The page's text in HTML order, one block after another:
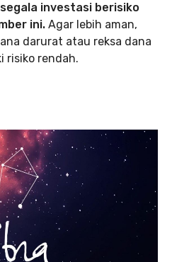
investasi berisiko
ini. Agar lebih aman,
darurat atau reksa dana
risiko rendah.